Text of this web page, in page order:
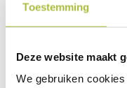
Toestemming
Deze website maakt
We gebruiken
Palen ter
jepalen nodig om de
zodat de hagen mooi